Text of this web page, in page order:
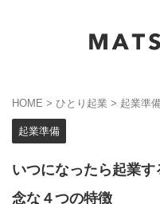
HOME > ひとり起業 > 起業準
起業準備
いつになったら起業
念な４つの特徴